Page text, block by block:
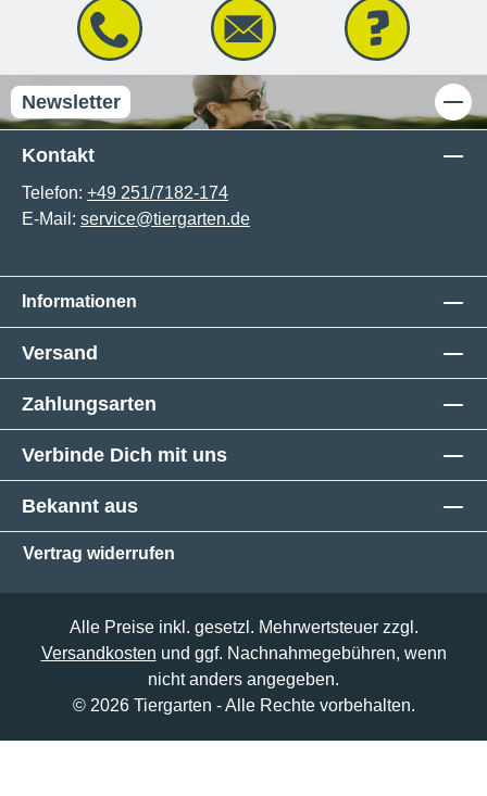
Newsletter
Kontakt
Telefon: +49 251/7182-174
E-Mail: service@tiergarten.de
Informationen
Versand
Zahlungsarten
Verbinde Dich mit uns
Bekannt aus
Vertrag widerrufen
Alle Preise inkl. gesetzl. Mehrwertsteuer zzgl.
Versandkosten und ggf. Nachnahmegebühren, wenn
nicht anders angegeben.
© 2026 Tiergarten - Alle Rechte vorbehalten.